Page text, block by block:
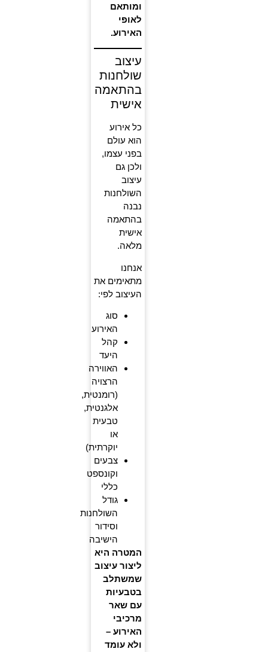
ומותאם
לאופי
האירוע.
עיצוב
שולחנות
בהתאמה
אישית
כל אירוע
הוא עולם
בפני עצמו,
ולכן גם
עיצוב
השולחנות
נבנה
בהתאמה
אישית
מלאה.
אנחנו
מתאימים את
העיצוב לפי:
סוג
האירוע
קהל
היעד
האווירה
הרצויה
(רומנטית,
אלגנטית,
טבעית
או
יוקרתית)
צבעים
וקונספט
כללי
גודל
השולחנות
וסידור
הישיבה
המטרה היא
ליצור עיצוב
שמשתלב
בטבעיות
עם שאר
מרכיבי
האירוע –
ולא עומד